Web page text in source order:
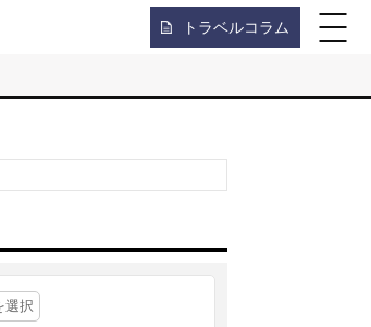
トラベルコラム